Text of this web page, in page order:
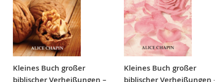
Kleines Buch großer
biblischer Verheißungen –
Kleines Buch großer
biblischer Verheißungen –